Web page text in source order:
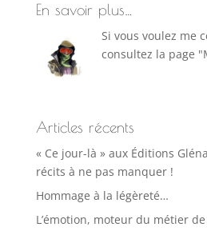
En savoir plus…
Si vous voulez me
consultez la page
Articles récents
« Ce jour-là » aux Éditions
récits à ne pas manquer !
Hommage à la légèreté…
L’émotion, moteur du métier